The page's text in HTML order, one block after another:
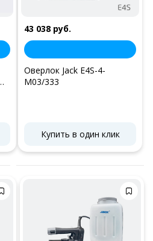
43 038 руб.
Оверлок Jack E4S-4-
M03/333
Купить в один клик